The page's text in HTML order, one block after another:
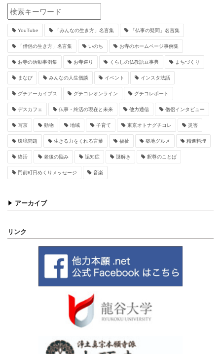
YouTube 「みんなの生き方」名言集 「仏事の疑問」名言集
「僧侶の生き方」名言集 いのち お寺のホームページ事例集
お寺の活動事例集 お寺巡り くらしの仏教語豆事典 まちづくり
まなび みんなの人生僧談 イベント インスタ法話
グチアーカイブス グチコレオンライン グチコレポート
デスカフェ 仏事・終活の現在と未来 他力通信 僧侶インタビュー
写京 動物 地域 子育て 東京オトナグチコレ 災害
環境問題 生きる力をくれる言葉 福祉 築地グルメ 精進料理
終活 老後の悩み 認知症 謎解き 釈尊のことば
門前町日めくりメッセージ 音楽
アーカイブ
リンク